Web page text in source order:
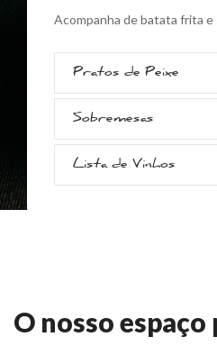
Acompanha de batata frita e
Pratos de Peixe
Sobremesas
Lista de Vinhos
O nosso